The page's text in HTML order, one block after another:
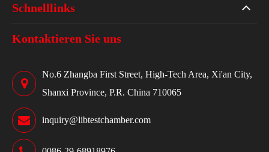
Schnelllinks
Kontaktieren Sie uns
No.6 Zhangba First Street, High-Tech Area, Xi'an City,
Shanxi Province, P.R. China 710065
inquiry@libtestchamber.com